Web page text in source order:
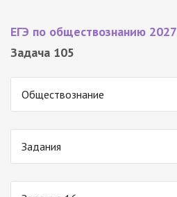
ЕГЭ по обществознанию 2027
Задача 105
Обществознание
Задания